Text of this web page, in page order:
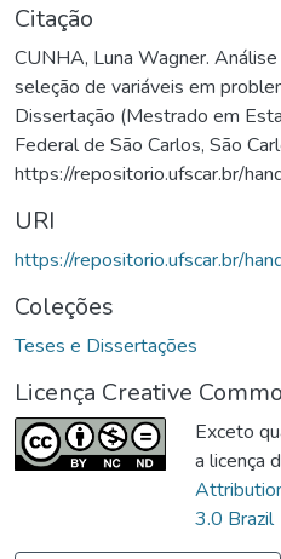
Citação
CUNHA, Luna Wagner.
seleção de variáveis em
Dissertação (Mestrado em
Federal de São Carlos, São
https://repositorio.ufscar.br/
URI
https://repositorio.ufscar.br/
Coleções
Teses e Dissertações
Licença Creative
Exceto
a licença
3.0 Brazil